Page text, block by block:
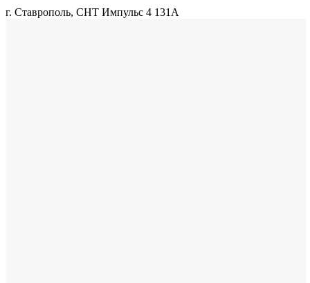
г. Ставрополь, СНТ Импульс 4 131А